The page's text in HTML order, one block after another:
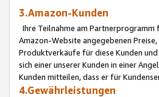
3.Amazon-Kunden
Ihre Teilnahme am Partnerprogramm
Amazon-Website angegebenen
Produktverkäufe für diese Kunden
sich einer unserer Kunden in einer
Kunden mitteilen, dass er für
4.Gewährleistungen